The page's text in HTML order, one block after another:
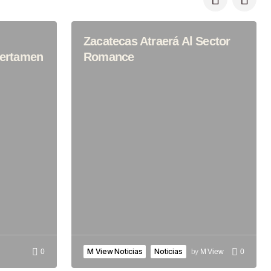
0
Zacatecas Atraerá Al Sector
Romance
M View Noticias Noticias by M View 0